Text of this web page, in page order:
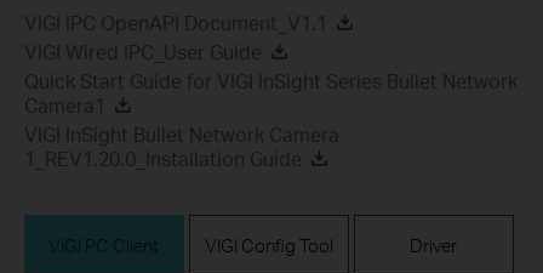
VIGI IPC OpenAPI Document_V1.1
VIGI Wired IPC_User Guide
Quick Start Guide for VIGI InSight Series Bullet Network
Camera1
VIGI InSight Bullet Network Camera
1_REV1.20.0_Installation Guide
VIGI PC Client VIGI Config Tool Driver